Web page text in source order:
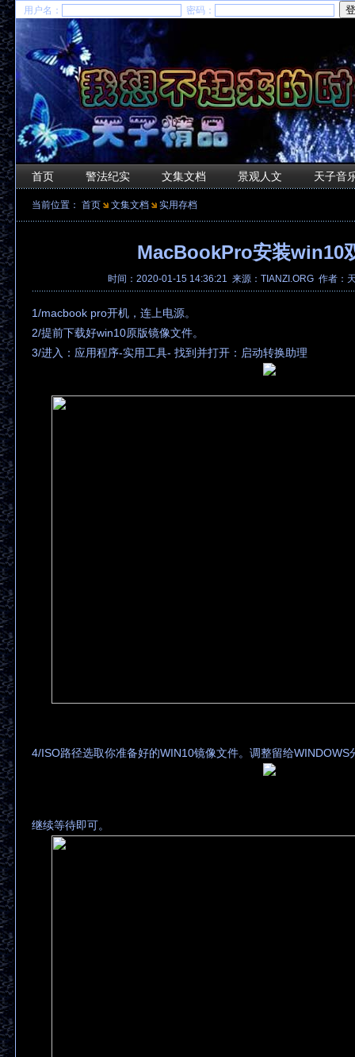
用户名： 密码：
首页 警法纪实 文集文档 景观人文 天子音
当前位置： 首页 文集文档 实用存档
MacBookPro安装win10
时间：2020-01-15 14:36:21 来源：TIANZI.ORG 作者：
1/macbook pro开机，连上电源。
2/提前下载好win10原版镜像文件。
3/进入：应用程序-实用工具- 找到并打开：启动转换助理
4/ISO路径选取你准备好的WIN10镜像文件。调整留给WINDOWS
继续等待即可。